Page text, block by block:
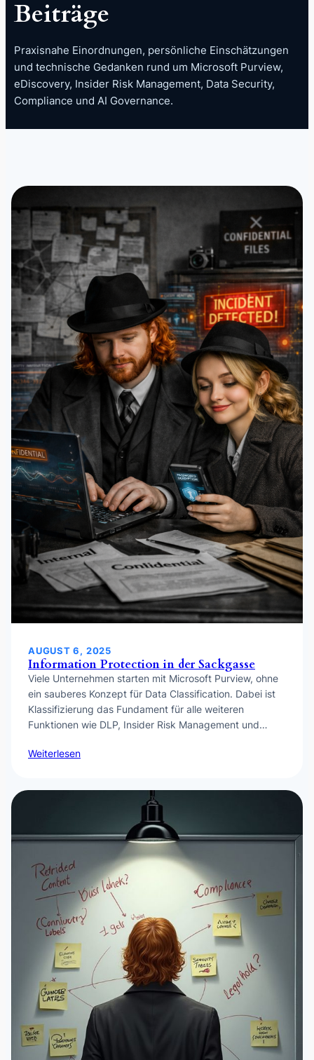
Beiträge
Praxisnahe Einordnungen, persönliche Einschätzungen
und technische Gedanken rund um Microsoft Purview,
eDiscovery, Insider Risk Management, Data Security,
Compliance und AI Governance.
AUGUST 6, 2025
Information Protection in der Sackgasse
Viele Unternehmen starten mit Microsoft Purview, ohne
ein sauberes Konzept für Data Classification. Dabei ist
Klassifizierung das Fundament für alle weiteren
Funktionen wie DLP, Insider Risk Management und…
Weiterlesen